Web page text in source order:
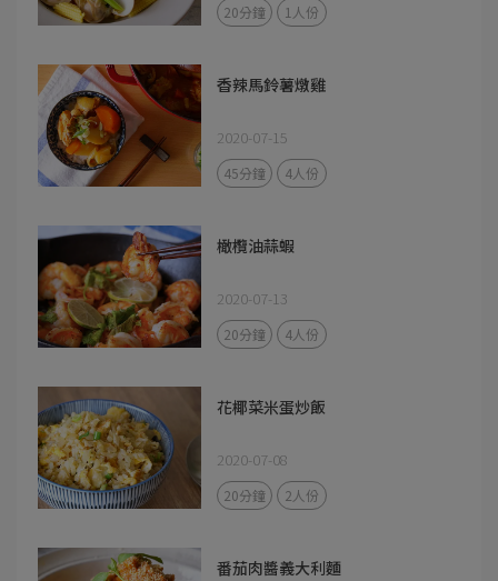
20分鐘 1人份
香辣馬鈴薯燉雞
2020-07-15
45分鐘 4人份
橄欖油蒜蝦
2020-07-13
20分鐘 4人份
花椰菜米蛋炒飯
2020-07-08
20分鐘 2人份
番茄肉醬義大利麵